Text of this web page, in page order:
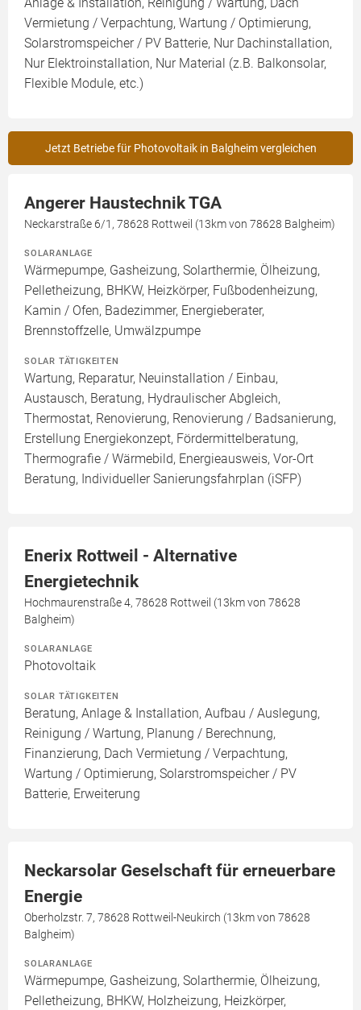
Anlage & Installation, Reinigung / Wartung, Dach
Vermietung / Verpachtung, Wartung / Optimierung,
Solarstromspeicher / PV Batterie, Nur Dachinstallation,
Nur Elektroinstallation, Nur Material (z.B. Balkonsolar,
Flexible Module, etc.)
Jetzt Betriebe für Photovoltaik in Balgheim vergleichen
Angerer Haustechnik TGA
Neckarstraße 6/1, 78628 Rottweil (13km von 78628 Balgheim)
SOLARANLAGE
Wärmepumpe, Gasheizung, Solarthermie, Ölheizung,
Pelletheizung, BHKW, Heizkörper, Fußbodenheizung,
Kamin / Ofen, Badezimmer, Energieberater,
Brennstoffzelle, Umwälzpumpe
SOLAR TÄTIGKEITEN
Wartung, Reparatur, Neuinstallation / Einbau,
Austausch, Beratung, Hydraulischer Abgleich,
Thermostat, Renovierung, Renovierung / Badsanierung,
Erstellung Energiekonzept, Fördermittelberatung,
Thermografie / Wärmebild, Energieausweis, Vor-Ort
Beratung, Individueller Sanierungsfahrplan (iSFP)
Enerix Rottweil - Alternative
Energietechnik
Hochmaurenstraße 4, 78628 Rottweil (13km von 78628
Balgheim)
SOLARANLAGE
Photovoltaik
SOLAR TÄTIGKEITEN
Beratung, Anlage & Installation, Aufbau / Auslegung,
Reinigung / Wartung, Planung / Berechnung,
Finanzierung, Dach Vermietung / Verpachtung,
Wartung / Optimierung, Solarstromspeicher / PV
Batterie, Erweiterung
Neckarsolar Geselschaft für erneuerbare
Energie
Oberholzstr. 7, 78628 Rottweil-Neukirch (13km von 78628
Balgheim)
SOLARANLAGE
Wärmepumpe, Gasheizung, Solarthermie, Ölheizung,
Pelletheizung, BHKW, Holzheizung, Heizkörper,